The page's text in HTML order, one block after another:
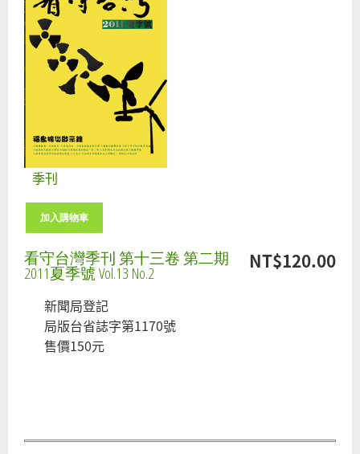
季刊
NT$120.00
看守台灣季刊 第十三卷 第二期
2011夏季號 Vol.13 No.2
新聞局登記
局版台省誌字第1170號
售價150元